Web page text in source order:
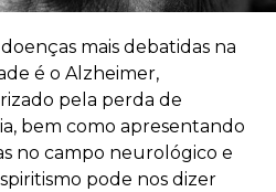
mais debatidas na
é o Alzheimer,
pela perda de
bem como apresentando
no campo neurológico e
pode nos dizer